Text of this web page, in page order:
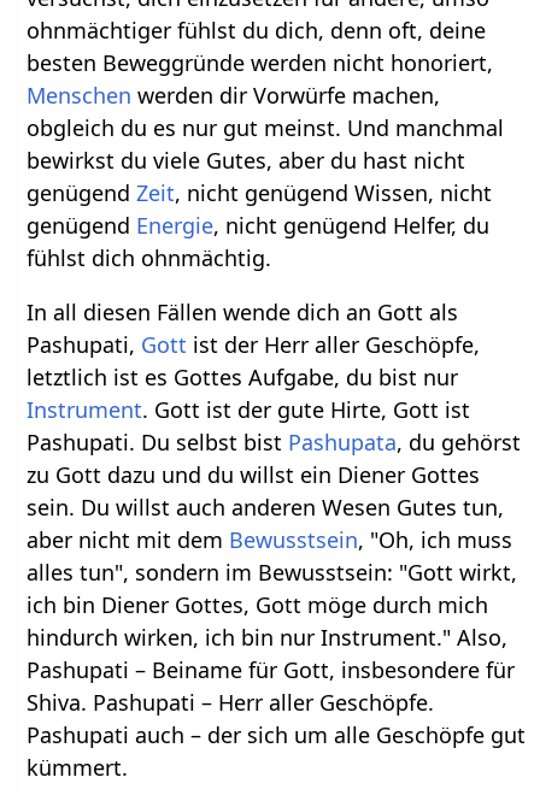
ohnmächtiger fühlst du dich, denn oft, deine
besten Beweggründe werden nicht honoriert,
Menschen werden dir Vorwürfe machen,
obgleich du es nur gut meinst. Und manchmal
bewirkst du viele Gutes, aber du hast nicht
genügendZeit, nicht genügend Wissen, nicht
genügend Energie, nicht genügend Helfer, du
fühlst dich ohnmächtig.
In all diesen Fällen wende dich an Gott als
Pashupati, Gott ist der Herr aller Geschöpfe,
letztlich ist es Gottes Aufgabe, du bist nur
Instrument. Gott ist der gute Hirte, Gott ist
Pashupati. Du selbst bist Pashupata, du gehörst
zu Gott dazu und du willst ein Diener Gottes
sein. Du willst auch anderen Wesen Gutes tun,
aber nicht mit dem Bewusstsein, "Oh, ich muss
alles tun", sondern im Bewusstsein: "Gott wirkt,
ich bin Diener Gottes, Gott möge durch mich
hindurch wirken, ich bin nur Instrument." Also,
Pashupati – Beiname für Gott, insbesondere für
Shiva. Pashupati – Herr aller Geschöpfe.
Pashupati auch – der sich um alle Geschöpfe gut
kümmert.